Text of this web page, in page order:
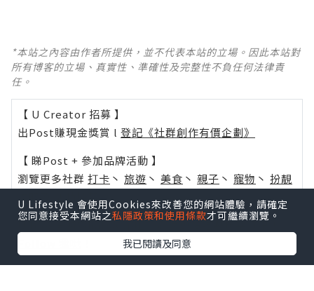
*本站之內容由作者所提供，並不代表本站的立場。因此本站對
所有博客的立場、真實性、準確性及完整性不負任何法律責
任。
【 U Creator 招募 】
出Post賺現金獎賞 l 登記《社群創作有價企劃》
【 睇Post + 參加品牌活動 】
瀏覽更多社群 打卡 丶 旅遊 丶 美食 丶 親子 丶 寵物 丶 扮靚
活動情報
U Blog開咗WhatsApp啦！發掘更多吃喝玩樂資訊！
U Lifestyle 會使用Cookies來改善您的網站體驗，請確定
您同意接受本網站之私隱政策和使用條款才可繼續瀏覽。
我已閱讀及同意